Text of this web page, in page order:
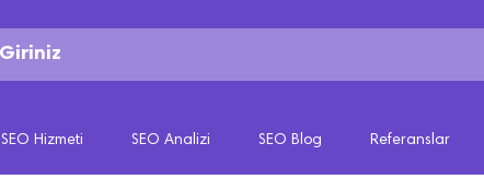
SEO Hizmeti SEO Analizi SEO Blog Referanslar